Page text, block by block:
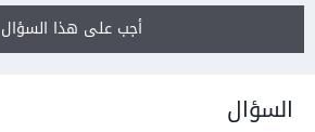
أجب على هذا السؤال
السؤال